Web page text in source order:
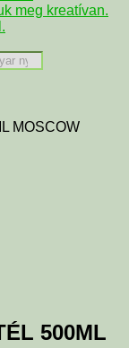
meg kreatívan.
MOSCOW
500ML